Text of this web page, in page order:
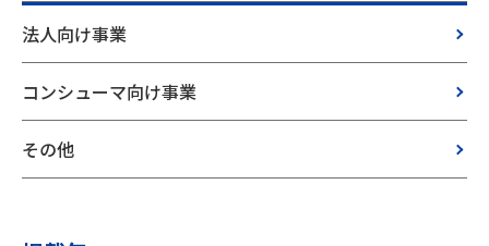
法人向け事業
コンシューマ向け事業
その他